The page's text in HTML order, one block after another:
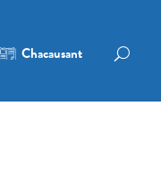
Chacausant